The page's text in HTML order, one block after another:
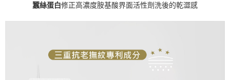
蠶絲蛋白修正高濃度胺基酸界面活性劑洗後的乾澀感